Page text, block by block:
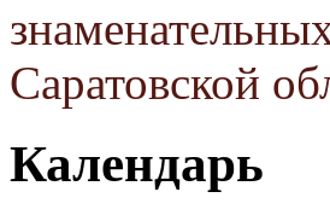
Календарь